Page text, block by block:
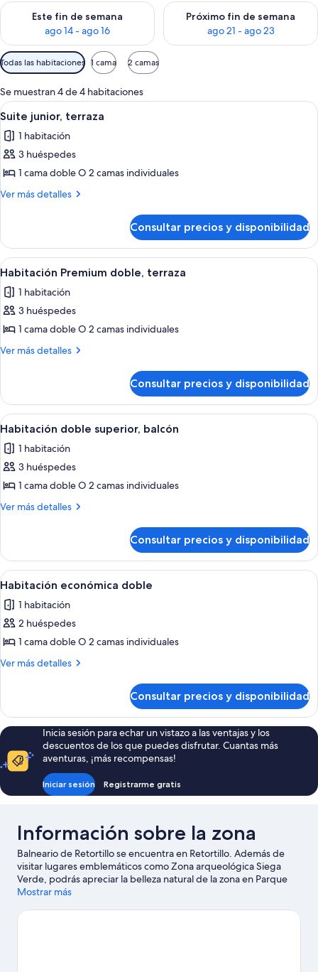
Este fin de semana
ago 14 - ago 16
Consulta la disponibilidad para este fin de semana, ago 14 -
Próximo fin de semana
ago 21 - ago 23
Consulta la disponibilidad
Filtros
disponibles
para
las
habitaciones
Todas las habitaciones 1 cama 2 camas
Se muestran 4 de 4 habitaciones
Abrir
todas
las
fotos
de
Suite
Un salón con sofá, televisor sobre
3
Suite junior, terraza
1 habitación
3 huéspedes
1 cama doble O 2 camas individuales
Ver más detalles
Más
junior,
terraza
Consultar precios y disponibilidad
Abrir
todas
las
fotos
de
Habitación
terraza
Un pasillo con puertas de madera,
2
Habitación Premium doble, terraza
1 habitación
3 huéspedes
1 cama doble O 2 camas individuales
Ver más detalles
Más
Premium
doble,
terraza
Consultar precios y disponibilidad
Abrir
todas
las
fotos
de
Habitación
balcón
Una habitación de hotel con puerta
2
Habitación doble superior, balcón
1 habitación
3 huéspedes
1 cama doble O 2 camas individuales
Ver más detalles
Más
doble
superior,
balcón
Consultar precios y disponibilidad
Abrir
todas
las
fotos
de
Habitación
Habitación económica doble |
1
Habitación económica doble
1 habitación
2 huéspedes
1 cama doble O 2 camas individuales
Ver más detalles
Más
económica
doble
Consultar precios y disponibilidad
Inicia sesión para echar un vistazo a las ventajas y los
descuentos de los que puedes disfrutar. Cuantas más
aventuras, ¡más recompensas!
Iniciar sesión Registrarme gratis
Información sobre la zona
Balneario de Retortillo se encuentra en Retortillo. Además de
visitar lugares emblemáticos como Zona arqueológica Siega
Verde, podrás apreciar la belleza natural de la zona en Parque
nacional de Arribes del Duero o Sierra de la Peña de Francia.
Mostrar más